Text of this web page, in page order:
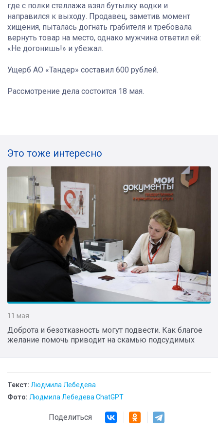
где с полки стеллажа взял бутылку водки и
направился к выходу. Продавец, заметив момент
хищения, пыталась догнать грабителя и требовала
вернуть товар на место, однако мужчина ответил ей:
«Не догонишь!» и убежал.
Ущерб АО «Тандер» составил 600 рублей.
Рассмотрение дела состоится 18 мая.
Это тоже интересно
11 мая
Доброта и безотказность могут подвести. Как благое
желание помочь приводит на скамью подсудимых
Текст: Людмила Лебедева
Фото: Людмила Лебедева ChatGPT
Поделиться